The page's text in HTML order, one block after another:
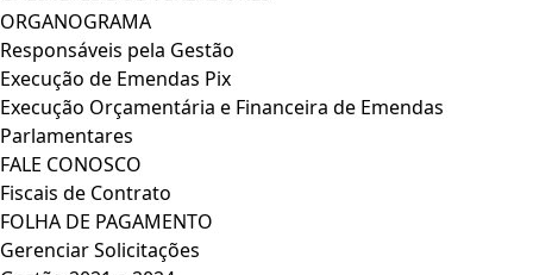
ORGANOGRAMA
Responsáveis pela Gestão
Execução de Emendas Pix
Execução Orçamentária e Financeira de Emendas
Parlamentares
FALE CONOSCO
Fiscais de Contrato
FOLHA DE PAGAMENTO
Gerenciar Solicitações